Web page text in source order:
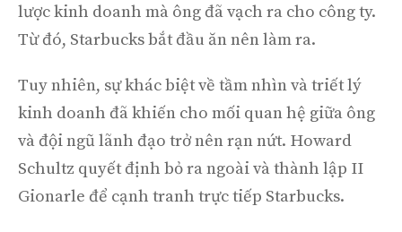
lược kinh doanh mà ông đã vạch ra cho công ty.
Từ đó, Starbucks bắt đầu ăn nên làm ra.
Tuy nhiên, sự khác biệt về tầm nhìn và triết lý
kinh doanh đã khiến cho mối quan hệ giữa ông
và đội ngũ lãnh đạo trở nên rạn nứt. Howard
Schultz quyết định bỏ ra ngoài và thành lập II
Gionarle để cạnh tranh trực tiếp Starbucks.